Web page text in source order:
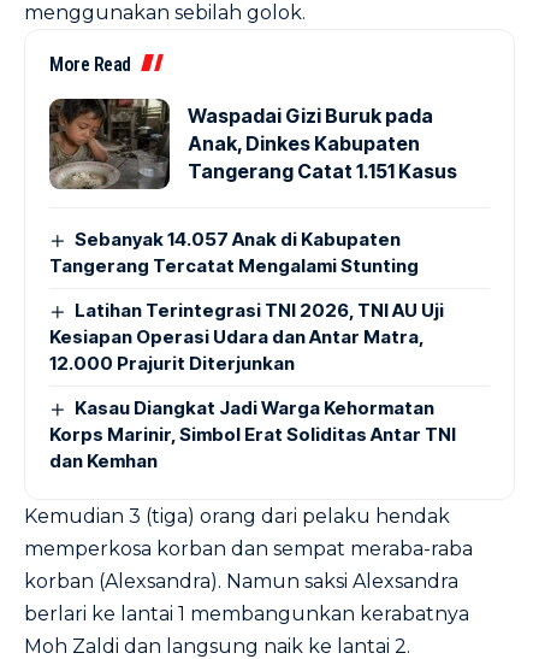
menggunakan sebilah golok.
More Read
Waspadai Gizi Buruk pada
Anak, Dinkes Kabupaten
Tangerang Catat 1.151 Kasus
Sebanyak 14.057 Anak di Kabupaten
Tangerang Tercatat Mengalami Stunting
Latihan Terintegrasi TNI 2026, TNI AU Uji
Kesiapan Operasi Udara dan Antar Matra,
12.000 Prajurit Diterjunkan
Kasau Diangkat Jadi Warga Kehormatan
Korps Marinir, Simbol Erat Soliditas Antar TNI
dan Kemhan
Kemudian 3 (tiga) orang dari pelaku hendak
memperkosa korban dan sempat meraba-raba
korban (Alexsandra). Namun saksi Alexsandra
berlari ke lantai 1 membangunkan kerabatnya
Moh Zaldi dan langsung naik ke lantai 2.